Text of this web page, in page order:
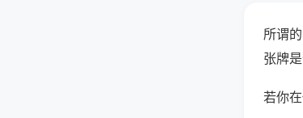
所谓
张牌
若你